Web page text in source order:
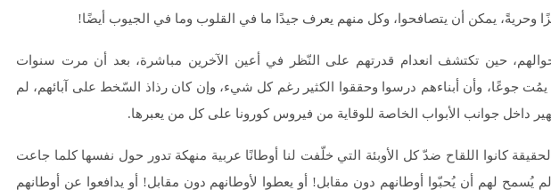
وحريةً، يمكن أن يتصافحوا، وكل منهم يعرف جيدًا ما في القلوب وما في الجيوب أيضًا!
حين تكتشف انعدام قدرتهم على النّظر في أعين الآخرين مباشرة، بعد أن مرت سنوات
جوعًا، وأن أبناءهم درسوا وحققوا الكثير رغم كل شيء، وإن كان رذاذ السّخط على آبائهم، لم
داخل جوانب الأبواب الخاصة للوقاية من فيروس كورونا على كل من يعبرها.
كانوا اللقاح ضدّ كل الأوبئة التي خلّفت لنا أوطانًا عربية منهكة تدور حول نفسها كلما جاعت
لم يُسمح لهم أن يُحبّوا أوطانهم دون مقابل! أو يعطوا لأوطانهم دون مقابل! أو يدافعوا عن أوطانهم